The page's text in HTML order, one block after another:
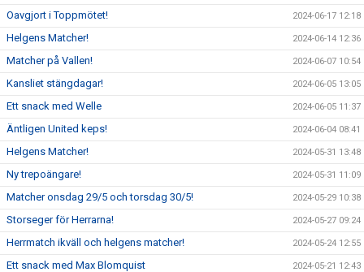
Oavgjort i Toppmötet! 2024-06-17 12:18
Helgens Matcher! 2024-06-14 12:36
Matcher på Vallen! 2024-06-07 10:54
Kansliet stängdagar! 2024-06-05 13:05
Ett snack med Welle 2024-06-05 11:37
Äntligen United keps! 2024-06-04 08:41
Helgens Matcher! 2024-05-31 13:48
Ny trepoängare! 2024-05-31 11:09
Matcher onsdag 29/5 och torsdag 30/5! 2024-05-29 10:38
Storseger för Herrarna! 2024-05-27 09:24
Herrmatch ikväll och helgens matcher! 2024-05-24 12:55
Ett snack med Max Blomquist 2024-05-21 12:43